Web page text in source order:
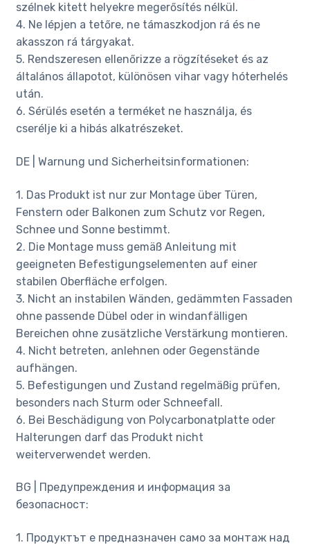
szélnek kitett helyekre megerősítés nélkül.
4. Ne lépjen a tetőre, ne támaszkodjon rá és ne
akasszon rá tárgyakat.
5. Rendszeresen ellenőrizze a rögzítéseket és az
általános állapotot, különösen vihar vagy hóterhelés
után.
6. Sérülés esetén a terméket ne használja, és
cserélje ki a hibás alkatrészeket.
DE | Warnung und Sicherheitsinformationen:
1. Das Produkt ist nur zur Montage über Türen,
Fenstern oder Balkonen zum Schutz vor Regen,
Schnee und Sonne bestimmt.
2. Die Montage muss gemäß Anleitung mit
geeigneten Befestigungselementen auf einer
stabilen Oberfläche erfolgen.
3. Nicht an instabilen Wänden, gedämmten Fassaden
ohne passende Dübel oder in windanfälligen
Bereichen ohne zusätzliche Verstärkung montieren.
4. Nicht betreten, anlehnen oder Gegenstände
aufhängen.
5. Befestigungen und Zustand regelmäßig prüfen,
besonders nach Sturm oder Schneefall.
6. Bei Beschädigung von Polycarbonatplatte oder
Halterungen darf das Produkt nicht
weiterverwendet werden.
BG | Предупреждения и информация за
безопасност:
1. Продуктът е предназначен само за монтаж над